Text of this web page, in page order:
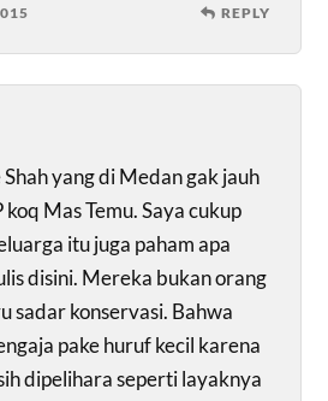
REPLY
yang di Medan gak jauh
Mas Temu. Saya cukup
itu juga paham apa
disini. Mereka bukan orang
sadar konservasi. Bahwa
pake huruf kecil karena
dipelihara seperti layaknya